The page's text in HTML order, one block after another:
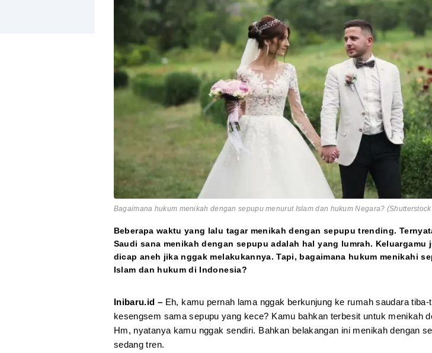
Bagaimana hukum menikah dengan sepupu menurut Islam dan hukum Negara?
Beberapa waktu yang lalu tagar menikah dengan sepupu trending.
Saudi sana menikah dengan sepupu adalah hal yang lumrah. Keluargamu
dicap aneh jika nggak melakukannya. Tapi, bagaimana hukum menikahi
Islam dan hukum di Indonesia?
Inibaru.id – Eh, kamu pernah lama nggak berkunjung ke rumah saudara tiba-
kesengsem sama sepupu yang kece? Kamu bahkan terbesit untuk menikah
Hm, nyatanya kamu nggak sendiri. Bahkan belakangan ini menikah dengan
sedang tren.